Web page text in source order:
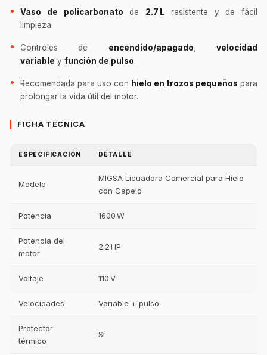
Vaso de policarbonato de 2.7 L resistente y de fácil
limpieza.
Controles de encendido/apagado,velocidad
variable y función de pulso.
Recomendada para uso con hielo en trozos pequeños para
prolongar la vida útil del motor.
FICHA TÉCNICA
ESPECIFICACIÓN DETALLE
Modelo
MIGSA Licuadora Comercial para Hielo
con Capelo
Potencia 1600 W
Potencia del
motor
2.2 HP
Voltaje 110 V
Velocidades Variable + pulso
Protector
térmico
Sí